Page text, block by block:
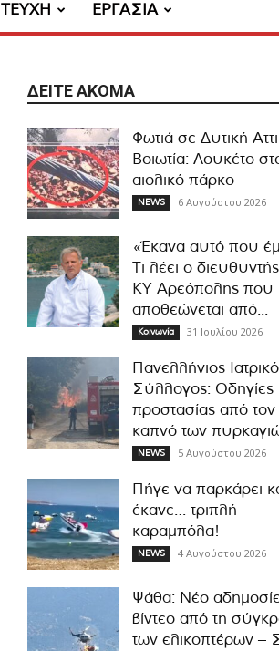
ΤΕΥΧΗ ΕΡΓΑΣΙΑ
ΔΕΊΤΕ ΑΚΌΜΑ
Φωτιά σε Δυτική
Βοιωτία: Λουκέτο
αιολικό πάρκο
NEWS 6 Αυγούστου 2026
«Έκανα αυτό που
Τι λέει ο
ΚΥ Αρεόπολης που
αποθεώνεται από...
Κοινωνία 31 Ιουλίου 2026
Πανελλήνιος
Σύλλογος: Οδηγίες
προστασίας από τον
καπνό των
NEWS 5 Αυγούστου 2026
Πήγε να παρκάρει
έκανε… τριπλή
καραμπόλα!
NEWS 4 Αυγούστου 2026
Ψάθα: Νέο
βίντεο από τη
των ελικοπτέρων –